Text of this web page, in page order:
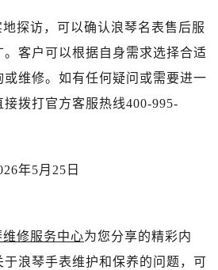
湖北省荆门市东宝中天街步行街浪琴售后服务中心（需提前预约）
湖北省荆州市荆州区荆中路浪琴售后服务中心（需提前预约）
湖北省十堰市茅箭区人民北路浪琴售后服务中心（需提前预约）
湖南省郴州市北湖区国庆北路浪琴售后服务中心（需提前预约）
湖南省衡阳市雁峰区解放路浪琴售后服务中心（需提前预约）
探访，可以确认浪琴名表售后服
客户可以根据自身需求选择合适
或维修。如有任何疑问或需要进一
拨打官方客服热线400-995-
年5月25日
修服务中心为您分享的精彩内
浪琴手表维护和保养的问题，可